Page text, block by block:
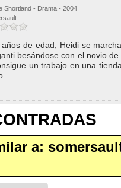
Shortland - Drama - 2004
de edad, Heidi se
besándose con el novio
un trabajo en una
a: